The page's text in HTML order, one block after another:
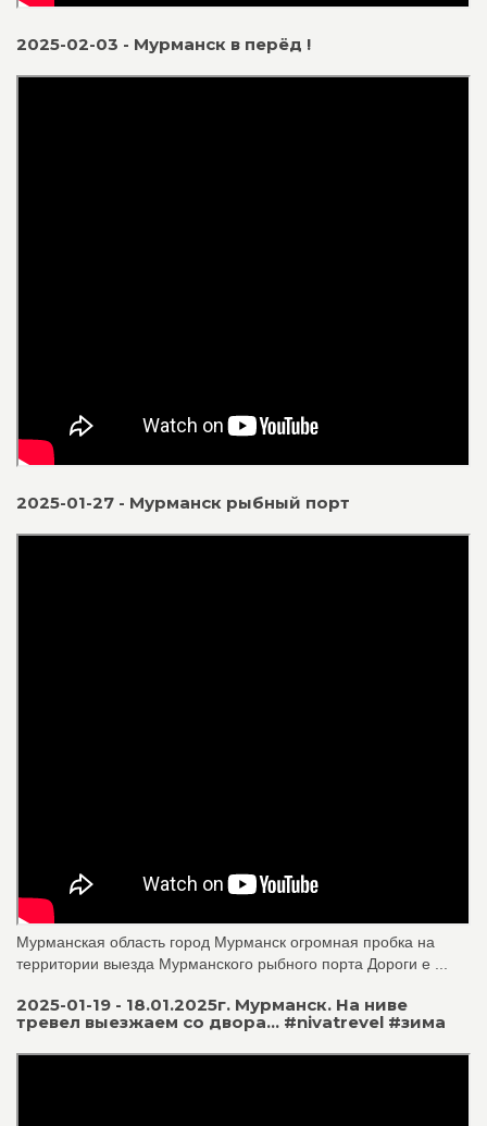
2025-02-03 - Мурманск в перёд !
2025-01-27 - Мурманск рыбный порт
Мурманская область город Мурманск огромная пробка на
территории выезда Мурманского рыбного порта Дороги е ...
2025-01-19 - 18.01.2025г. Мурманск. На ниве
тревел выезжаем со двора... #nivatrevel #зима